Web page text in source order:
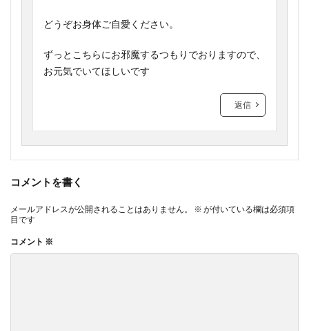
どうぞお身体ご自愛ください。
ずっとこちらにお邪魔するつもりでおりますので、
お元気でいてほしいです
返信
コメントを書く
メールアドレスが公開されることはありません。 ※ が付いている欄は必須項
目です
コメント ※